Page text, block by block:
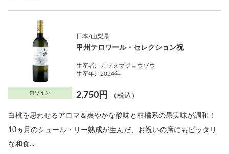
白ワイン
日本/山梨県
甲州テロワール・セレクション祝
生産者:
カツヌマジョウゾウ
生産年:
2024年
2,750円 （税込）
白桃を思わせるアロマ＆爽やかな酸味と柑橘系の果実味が調和！
10ヵ月のシュール・リー熟成が生んだ、お祝いの席にもピッタリ
な和食...